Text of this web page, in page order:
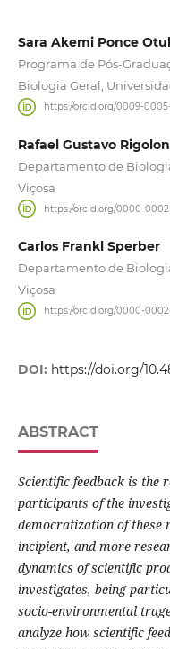
Sara Akemi Ponce
Programa de Pós-
Biologia Geral,
https://orcid.org/0009-
Rafael Gustavo Rigolon
Departamento de
Viçosa
https://orcid.org/0000-
Carlos Frankl Sperber
Departamento de
Viçosa
https://orcid.org/0000-
DOI: https://doi.org/
ABSTRACT
Scientific feedback is the
participants of the
democratization of these
incipient, and more
dynamics of scientific
investigates, being
socio-environmental
analyze how scientific